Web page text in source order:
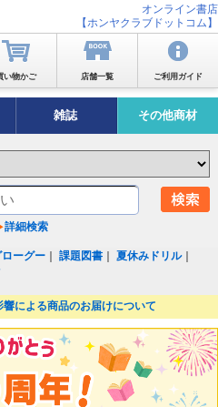
オンライン書店
【ホンヤクラブドットコム】
い物かご 店舗一覧 ご利用ガイド
雑誌 その他商材
詳細検索
ローグー ｜課題図書 ｜夏休みドリル｜
響による商品のお届けについて